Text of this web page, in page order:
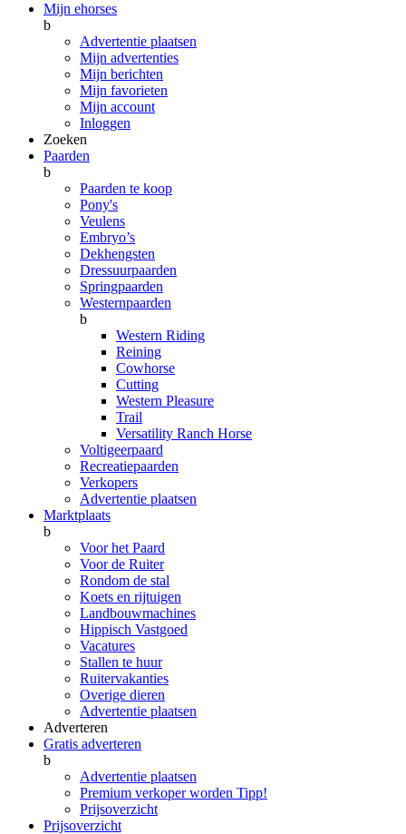
Mijn ehorses
b
Advertentie plaatsen
Mijn advertenties
Mijn berichten
Mijn favorieten
Mijn account
Inloggen
Zoeken
Paarden
b
Paarden te koop
Pony's
Veulens
Embryo’s
Dekhengsten
Dressuurpaarden
Springpaarden
Westernpaarden
b
Western Riding
Reining
Cowhorse
Cutting
Western Pleasure
Trail
Versatility Ranch Horse
Voltigeerpaard
Recreatiepaarden
Verkopers
Advertentie plaatsen
Marktplaats
b
Voor het Paard
Voor de Ruiter
Rondom de stal
Koets en rijtuigen
Landbouwmachines
Hippisch Vastgoed
Vacatures
Stallen te huur
Ruitervakanties
Overige dieren
Advertentie plaatsen
Adverteren
Gratis adverteren
b
Advertentie plaatsen
Premium verkoper worden Tipp!
Prijsoverzicht
Prijsoverzicht